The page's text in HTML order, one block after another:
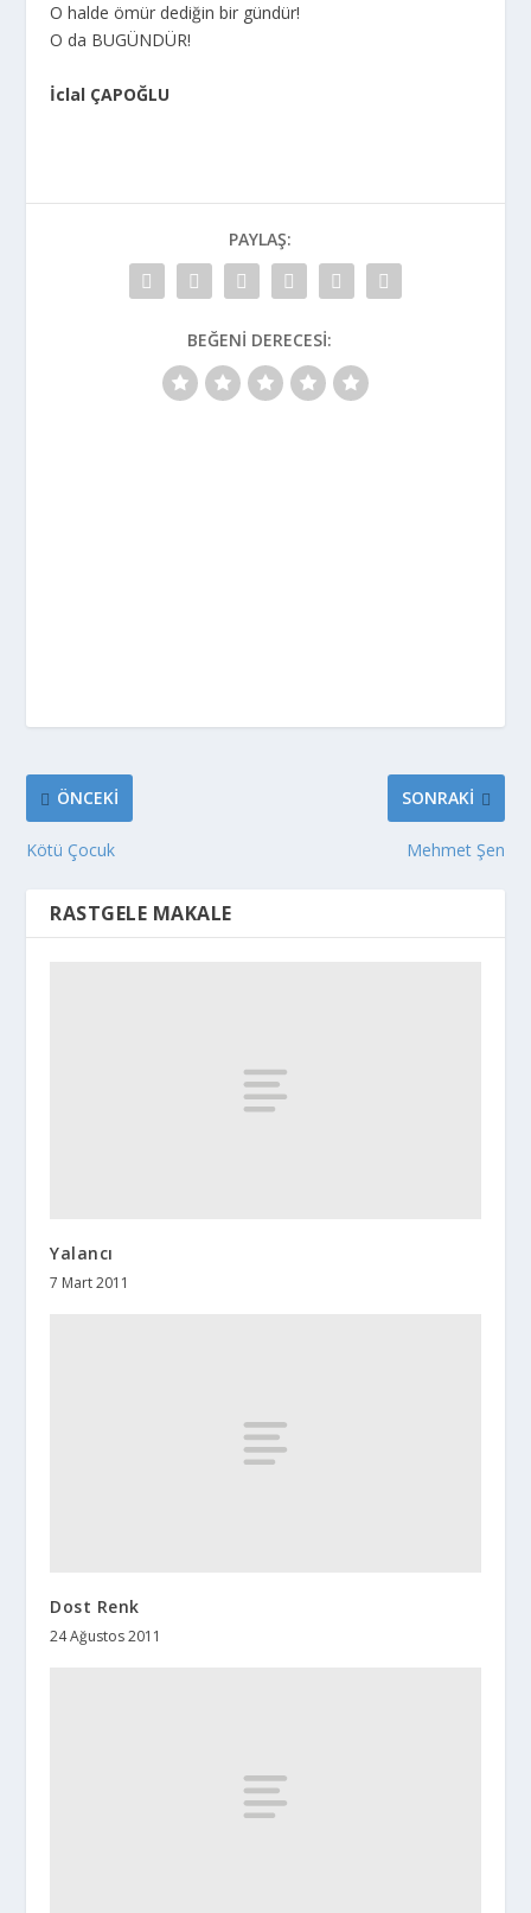
O halde ömür dediğin bir gündür!
O da BUGÜNDÜR!
İclal ÇAPOĞLU
PAYLAŞ:
BEĞENI DERECESI:
ÖNCEKI
Kötü Çocuk
SONRAKI
Mehmet Şen
RASTGELE MAKALE
Yalancı
7 Mart 2011
Dost Renk
24 Ağustos 2011